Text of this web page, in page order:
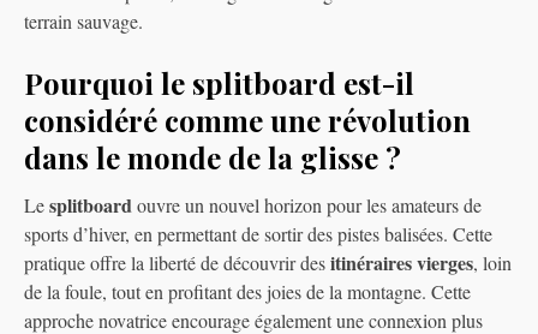
terrain sauvage.
Pourquoi le splitboard est-il
considéré comme une révolution
dans le monde de la glisse ?
Lesplitboard ouvre un nouvel horizon pour les amateurs de
sports d’hiver, en permettant de sortir des pistes balisées. Cette
pratique offre la liberté de découvrir desitinéraires vierges, loin
de la foule, tout en profitant des joies de la montagne. Cette
approche novatrice encourage également une connexion plus